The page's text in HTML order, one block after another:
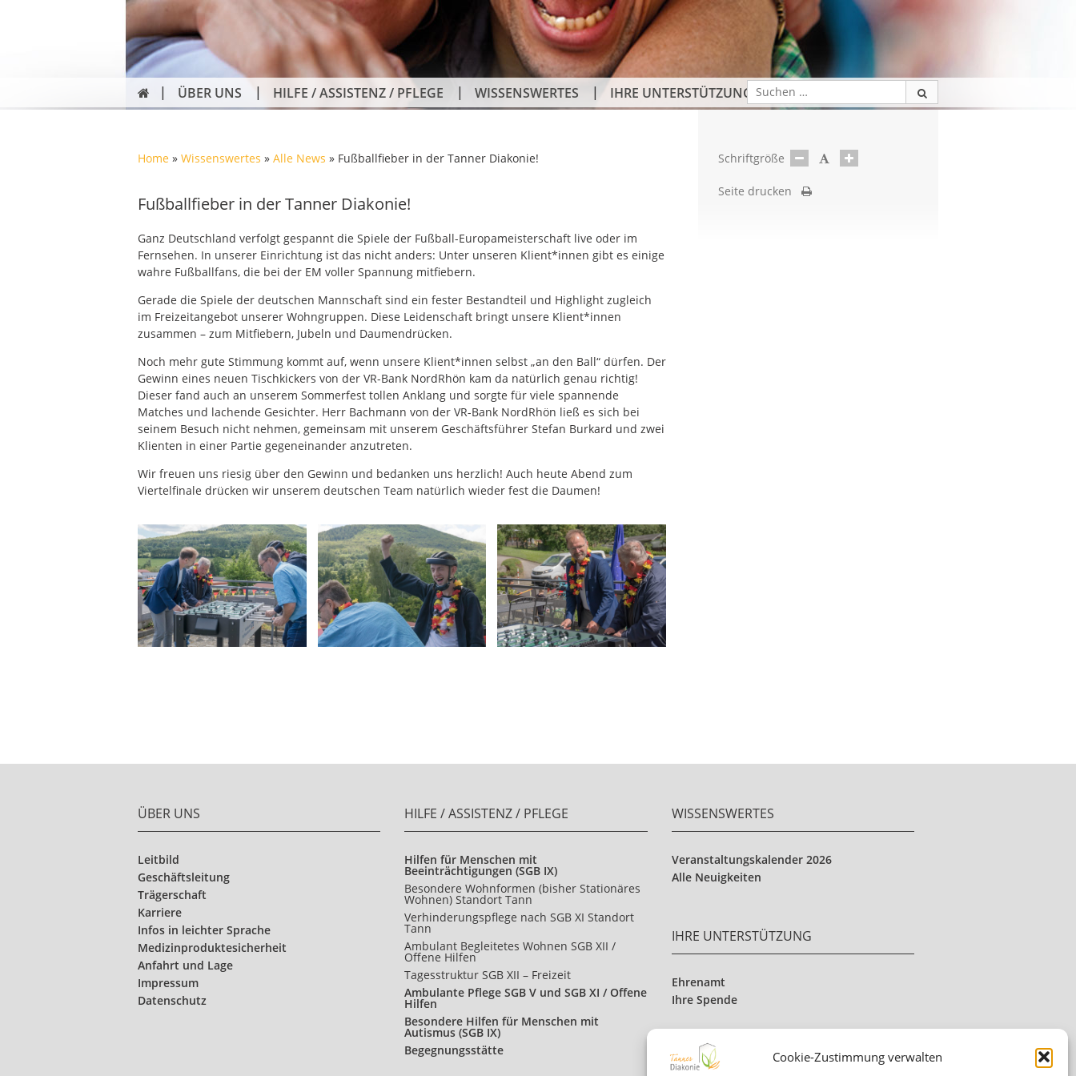
Cookie-Zustimmung verwalten
ÜBER UNS HILFE / ASSISTENZ / PFLEGE WISSENSWERTES IHRE UNTERSTÜTZUNG
Home » Wissenswertes » Alle News » Fußballfieber in der Tanner Diakonie!
Fußballfieber in der Tanner Diakonie!
Ganz Deutschland verfolgt gespannt die Spiele der Fußball-Europameisterschaft live oder im
Fernsehen. In unserer Einrichtung ist das nicht anders: Unter unseren Klient*innen gibt es einige
wahre Fußballfans, die bei der EM voller Spannung mitfiebern.
Gerade die Spiele der deutschen Mannschaft sind ein fester Bestandteil und Highlight zugleich
im Freizeitangebot unserer Wohngruppen. Diese Leidenschaft bringt unsere Klient*innen
zusammen – zum Mitfiebern, Jubeln und Daumendrücken.
Noch mehr gute Stimmung kommt auf, wenn unsere Klient*innen selbst „an den Ball“ dürfen. Der
Gewinn eines neuen Tischkickers von der VR-Bank NordRhön kam da natürlich genau richtig!
Dieser fand auch an unserem Sommerfest tollen Anklang und sorgte für viele spannende
Matches und lachende Gesichter. Herr Bachmann von der VR-Bank NordRhön ließ es sich bei
seinem Besuch nicht nehmen, gemeinsam mit unserem Geschäftsführer Stefan Burkard und zwei
Klienten in einer Partie gegeneinander anzutreten.
Wir freuen uns riesig über den Gewinn und bedanken uns herzlich! Auch heute Abend zum
Viertelfinale drücken wir unserem deutschen Team natürlich wieder fest die Daumen!
Schriftgröße
Seite drucken
ÜBER UNS
Leitbild
Geschäftsleitung
Trägerschaft
Karriere
Infos in leichter Sprache
Medizinproduktesicherheit
Anfahrt und Lage
Impressum
Datenschutz
HILFE / ASSISTENZ / PFLEGE
Hilfen für Menschen mit
Beeinträchtigungen (SGB IX)
Besondere Wohnformen (bisher Stationäres
Wohnen) Standort Tann
Verhinderungspflege nach SGB XI Standort
Tann
Ambulant Begleitetes Wohnen SGB XII /
Offene Hilfen
Tagesstruktur SGB XII – Freizeit
Ambulante Pflege SGB V und SGB XI / Offene
Hilfen
Besondere Hilfen für Menschen mit
Autismus (SGB IX)
Begegnungsstätte
WISSENSWERTES
Veranstaltungskalender 2026
Alle Neuigkeiten
IHRE UNTERSTÜTZUNG
Ehrenamt
Ihre Spende